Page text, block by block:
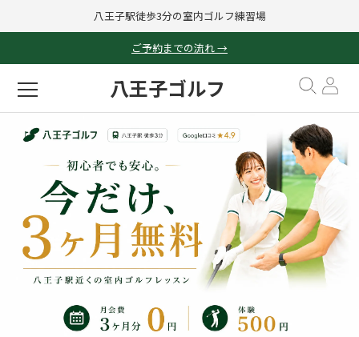
八王子駅徒歩3分の室内ゴルフ練習場
ご予約までの流れ →
八王子ゴルフ